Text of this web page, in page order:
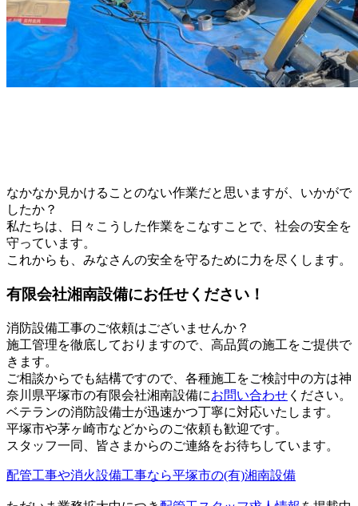
なかなか見かけることのない作業だと思いますが、いかがで
したか？
私たちは、日々こうした作業をこなすことで、社会の安全を
守っています。
これからも、みなさんの安全を守るために力を尽くします。
有限会社湘南設備にお任せください！
消防設備工事のご依頼はございませんか？
施工管理を徹底しておりますので、高品質の施工をご提供で
きます。
ご相談からでも結構ですので、各種施工をご検討中の方は神
奈川県平塚市の有限会社湘南設備にお問い合わせ ください。
ベテランの消防設備士が迅速かつ丁寧に対応いたします。
平塚市や茅ヶ崎市などからのご依頼も歓迎です。
スタッフ一同、皆さまからのご連絡をお待ちしています。
配管工事や消火設備工事なら平塚市の(有)湘南設備